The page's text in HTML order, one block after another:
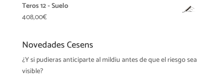
Teros 12 - Suelo
408,00€
Novedades Cesens
¿Y si pudieras anticiparte al mildiu antes de que el riesgo sea
visible?